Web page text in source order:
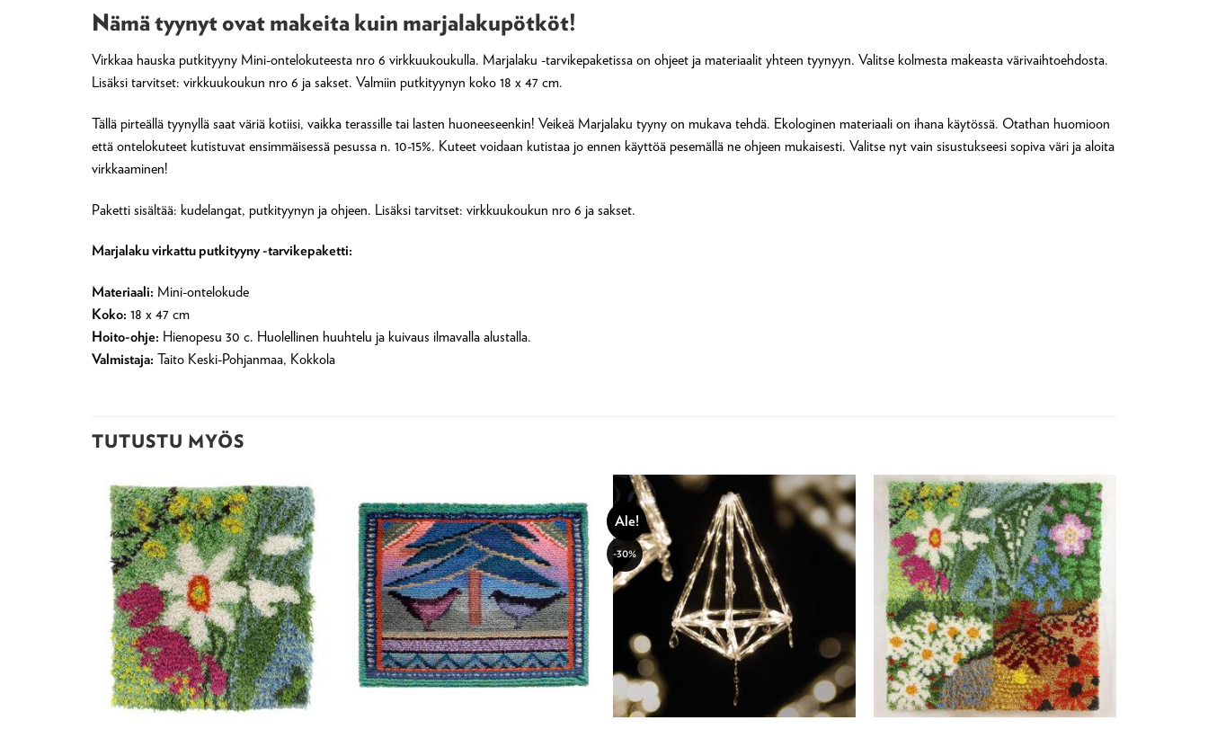
Nämä tyynyt ovat makeita kuin marjalakupötköt!
Virkkaa hauska putkityyny Mini-ontelokuteesta nro 6 virkkuukoukulla. Marjalaku -tarvikepaketissa on ohjeet ja materiaalit yhteen tyynyyn. Valitse kolmesta makeasta värivaihtoehdosta.
Lisäksi tarvitset: virkkuukoukun nro 6 ja sakset. Valmiin putkityynyn koko 18 x 47 cm.
Tällä pirteällä tyynyllä saat väriä kotiisi, vaikka terassille tai lasten huoneeseenkin! Veikeä Marjalaku tyyny on mukava tehdä. Ekologinen materiaali on ihana käytössä. Otathan huomioon
että ontelokuteet kutistuvat ensimmäisessä pesussa n. 10-15%. Kuteet voidaan kutistaa jo ennen käyttöä pesemällä ne ohjeen mukaisesti. Valitse nyt vain sisustukseesi sopiva väri ja aloita
virkkaaminen!
Paketti sisältää: kudelangat, putkityynyn ja ohjeen. Lisäksi tarvitset: virkkuukoukun nro 6 ja sakset.
Marjalaku virkattu putkityyny -tarvikepaketti:
Materiaali: Mini-ontelokude
Koko: 18 x 47 cm
Hoito-ohje: Hienopesu 30 c. Huolellinen huuhtelu ja kuivaus ilmavalla alustalla.
Valmistaja: Taito Keski-Pohjanmaa, Kokkola
TUTUSTU MYÖS
Ale!
-30%